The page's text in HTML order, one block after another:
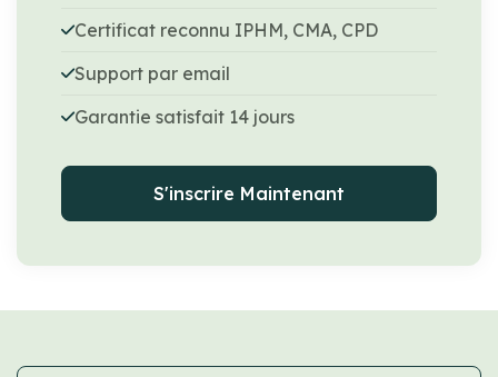
Certificat reconnu IPHM, CMA, CPD
Support par email
Garantie satisfait 14 jours
S'inscrire Maintenant